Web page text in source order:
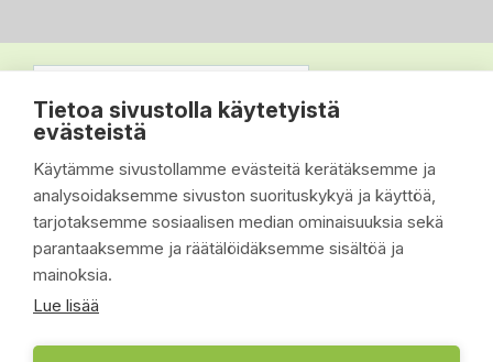
Tietoa sivustolla käytetyistä
evästeistä
Käytämme sivustollamme evästeitä kerätäksemme ja
analysoidaksemme sivuston suorituskykyä ja käyttöä,
tarjotaksemme sosiaalisen median ominaisuuksia sekä
parantaaksemme ja räätälöidäksemme sisältöä ja
mainoksia.
Lue lisää